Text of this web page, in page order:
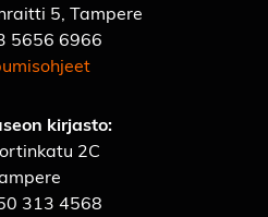
5, Tampere
5656 6966
kirjasto:
2C
313 4568